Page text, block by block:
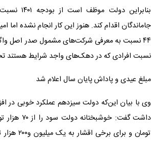
بنابراین
جاماندگان اقدام کند. هنوز این کار انجام نشده اما
۴۴ نسبت به معرفی شرکت‌های مشمول صدر اصل
نسبت افرادی که در دهک‌های واجد شرایط
مبلغ عیدی و پاداش پایان سال اعلام شد
وی با بیان این‌که دولت سیزدهم عملکرد خوبی در
تومان و